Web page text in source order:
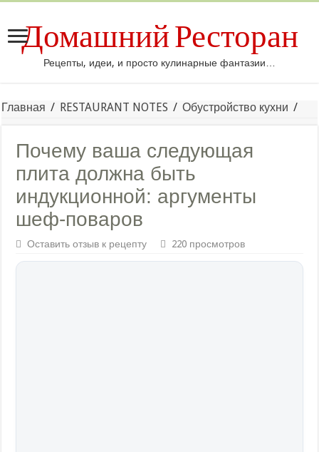
Домашний Ресторан
Рецепты, идеи, и просто кулинарные фантазии…
Главная / RESTAURANT NOTES / Обустройство кухни /
Почему ваша следующая
плита должна быть
индукционной: аргументы
шеф-поваров
Оставить отзыв к рецепту 220 просмотров